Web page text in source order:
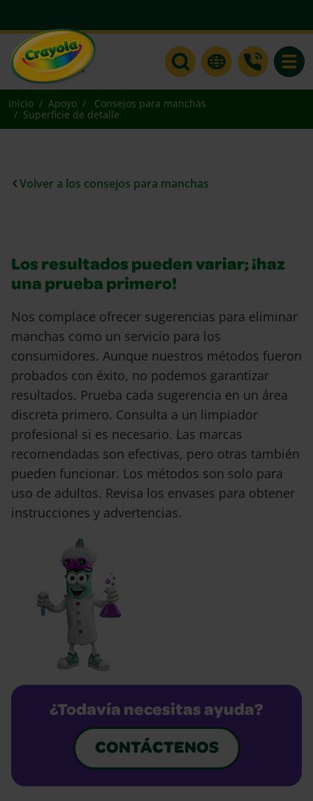
Inicio Apoyo
Consejos para manchas
Superficie de detalle
Volver a los consejos para manchas
Los resultados pueden variar; ¡haz
una prueba primero!
Nos complace ofrecer sugerencias para eliminar
manchas como un servicio para los
consumidores. Aunque nuestros métodos fueron
probados con éxito, no podemos garantizar
resultados. Prueba cada sugerencia en un área
discreta primero. Consulta a un limpiador
profesional si es necesario. Las marcas
recomendadas son efectivas, pero otras también
pueden funcionar. Los métodos son solo para
uso de adultos. Revisa los envases para obtener
instrucciones y advertencias.
¿Todavía necesitas ayuda?
CONTÁCTENOS